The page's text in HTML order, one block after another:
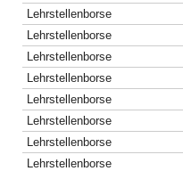
Lehrstellenborse
Lehrstellenborse
Lehrstellenborse
Lehrstellenborse
Lehrstellenborse
Lehrstellenborse
Lehrstellenborse
Lehrstellenborse